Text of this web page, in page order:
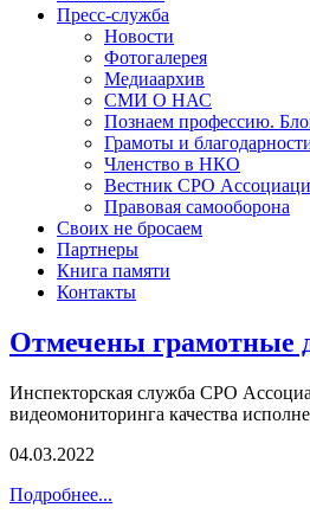
Пресс-служба
Новости
Фотогалерея
Медиаархив
СМИ О НАС
Познаем профессию.
Грамоты и
Членство в НКО
Вестник СРО
Правовая самооборона
Своих не бросаем
Партнеры
Книга памяти
Контакты
Отмечены
Инспекторская служба СРО
видеомониторинга качества
04.03.2022
Подробнее...